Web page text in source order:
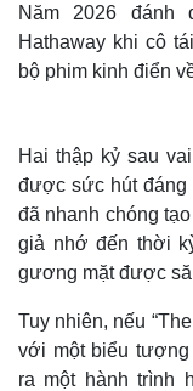
Năm 2026
Hathaway khi cô
bộ phim kinh điển
Hai thập kỷ sau
được sức hút đáng
đã nhanh chóng
giả nhớ đến thời
gương mặt được
Tuy nhiên, nếu
với một biểu tượng
ra một hành trình